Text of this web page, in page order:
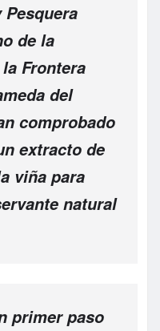
de la
Frontera
del
comprobado
extracto de
viña para
natural
primer paso